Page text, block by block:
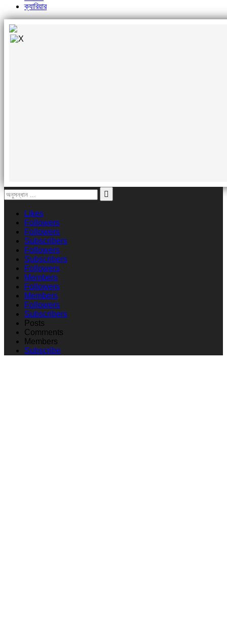
ক্যারিয়ার
Likes
Followers
Followers
Subscribers
Followers
Subscribers
Followers
Members
Followers
Members
Followers
Subscribers
Posts
Comments
Members
Subscribe